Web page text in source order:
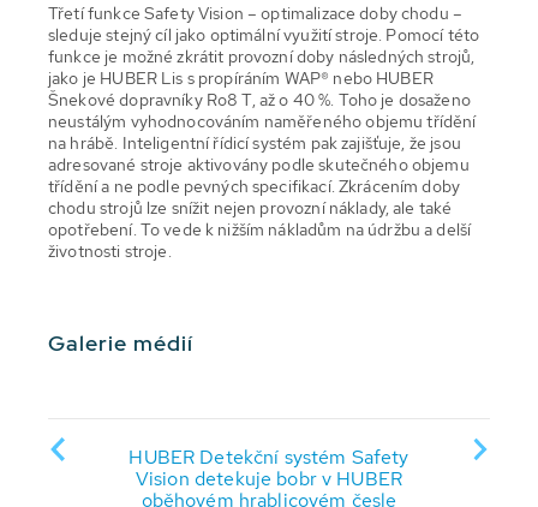
Třetí funkce Safety Vision – optimalizace doby chodu –
sleduje stejný cíl jako optimální využití stroje. Pomocí této
funkce je možné zkrátit provozní doby následných strojů,
jako je HUBER Lis s propíráním WAP® nebo HUBER
Šnekové dopravníky Ro8 T, až o 40 %. Toho je dosaženo
neustálým vyhodnocováním naměřeného objemu třídění
na hrábě. Inteligentní řídicí systém pak zajišťuje, že jsou
adresované stroje aktivovány podle skutečného objemu
třídění a ne podle pevných specifikací. Zkrácením doby
chodu strojů lze snížit nejen provozní náklady, ale také
opotřebení. To vede k nižším nákladům na údržbu a delší
životnosti stroje.
Galerie médií
HUBER Detekční systém Safety
Vision detekuje bobr v HUBER
oběhovém hrablicovém česle
Vision